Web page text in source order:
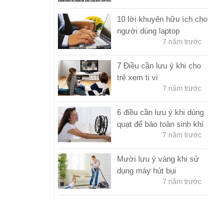
10 lời khuyên hữu ích cho
người dùng laptop
7 năm trước
7 Điều cần lưu ý khi cho
trẻ xem ti vi
7 năm trước
6 điều cần lưu ý khi dùng
quạt để bảo toàn sinh khí
7 năm trước
Mười lưu ý vàng khi sử
dụng máy hút bụi
7 năm trước